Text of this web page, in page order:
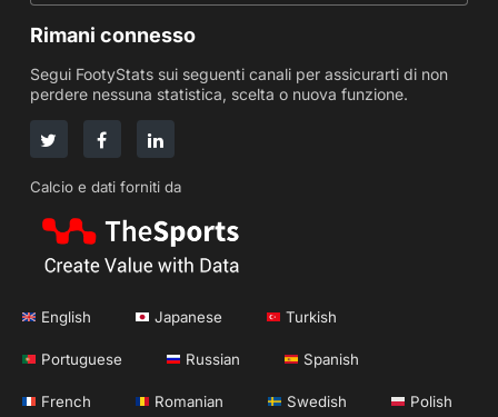
Rimani connesso
Segui FootyStats sui seguenti canali per assicurarti di non
perdere nessuna statistica, scelta o nuova funzione.
Calcio e dati forniti da
English Japanese Turkish
Portuguese Russian Spanish
French Romanian Swedish Polish